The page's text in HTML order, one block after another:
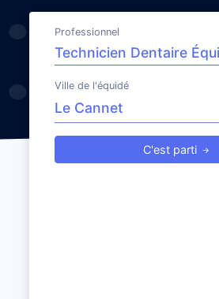
Professionnel
Ville de l'équidé
C'est parti